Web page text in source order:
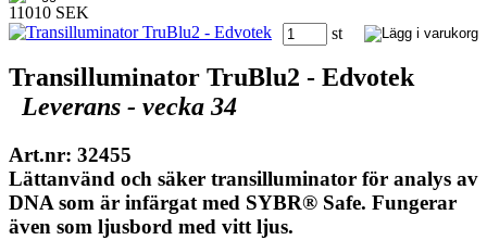
11010 SEK
st
Transilluminator TruBlu2 - Edvotek
Leverans - vecka 34
Art.nr: 32455
Lättanvänd och säker transilluminator för analys av
DNA som är infärgat med SYBR® Safe. Fungerar
även som ljusbord med vitt ljus.